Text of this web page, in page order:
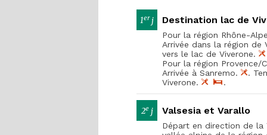
1er j Destination lac de
Pour la région Rhône-
Arrivée dans la région de
vers le lac de Viverone.
Pour la région Provence/
Arrivée à Sanremo.
.
Viverone.
.
2e j Valsesia et Varallo
Départ en direction de la